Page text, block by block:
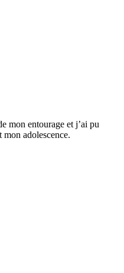
mon entourage et j’ai pu
adolescence.